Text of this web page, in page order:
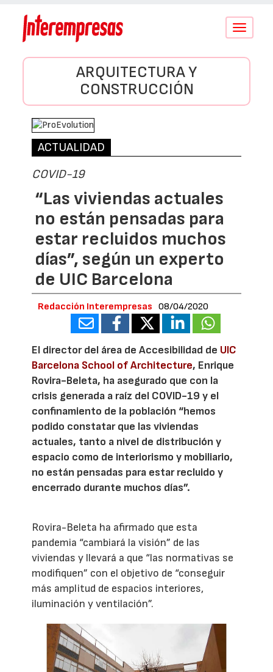
Conmutar
ARQUITECTURA Y
CONSTRUCCIÓN
ACTUALIDAD
COVID-19
“Las viviendas actuales
no están pensadas para
estar recluidos muchos
días”, según un experto
de UIC Barcelona
Redacción Interempresas 08/04/2020
El director del área de Accesibilidad de UIC
Barcelona School of Architecture, Enrique
Rovira-Beleta, ha asegurado que con la
crisis generada a raíz del COVID-19 y el
confinamiento de la población “hemos
podido constatar que las viviendas
actuales, tanto a nivel de distribución y
espacio como de interiorismo y mobiliario,
no están pensadas para estar recluido y
encerrado durante muchos días”.
Rovira-Beleta ha afirmado que esta
pandemia “cambiará la visión” de las
viviendas y llevará a que “las normativas se
modifiquen” con el objetivo de “conseguir
más amplitud de espacios interiores,
iluminación y ventilación”.